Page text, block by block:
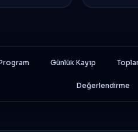
Günlük Kayıp
Değerlendirme